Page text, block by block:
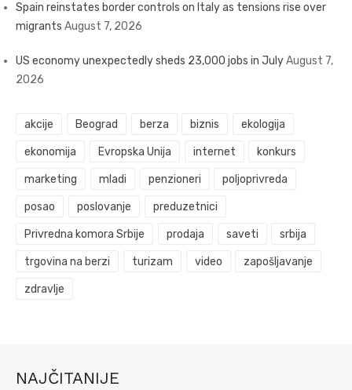
Spain reinstates border controls on Italy as tensions rise over
migrants August 7, 2026
US economy unexpectedly sheds 23,000 jobs in JulyAugust 7,
2026
akcije Beograd berza biznis ekologija
ekonomija Evropska Unija internet konkurs
marketing mladi penzioneri poljoprivreda
posao poslovanje preduzetnici
Privredna komora Srbije prodaja saveti srbija
trgovina na berzi turizam video zapošljavanje
zdravlje
NAJČITANIJE